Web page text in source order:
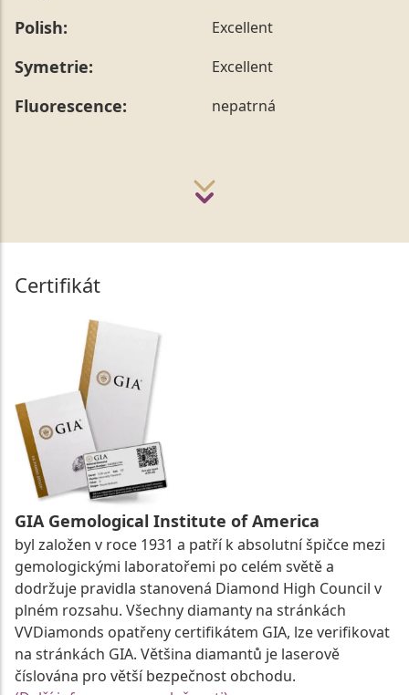
Polish: Excellent
Symetrie: Excellent
Fluorescence: nepatrná
Certifikát
GIA Gemological Institute of America
byl založen v roce 1931 a patří k absolutní špičce mezi
gemologickými laboratořemi po celém světě a
dodržuje pravidla stanovená Diamond High Council v
plném rozsahu. Všechny diamanty na stránkách
VVDiamonds opatřeny certifikátem GIA, lze verifikovat
na stránkách GIA. Většina diamantů je laserově
číslována pro větší bezpečnost obchodu.